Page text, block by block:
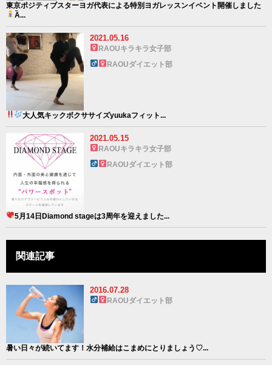
東京ポジティブスターヨガ代表による特別ヨガレッスンイベント開催しました
Ȁ...
2021.05.16
RAOUキラキラ女子部
RAOUダイエット部
大人気キックボクササイズyuukaフィット...
2021.05.15
RAOUキラキラ女子部
RAOUダイエット部
5月14日Diamond stageは3周年を迎えました...
関連記事
2016.07.28
RAOUダイエット部
暑い日々が続いてます！水分補給はこまめにとりましょう♡...